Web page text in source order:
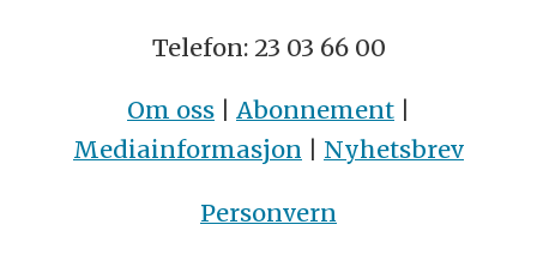
Telefon: 23 03 66 00
Om oss Abonnement
Mediainformasjon
Nyhetsbrev
Personvern